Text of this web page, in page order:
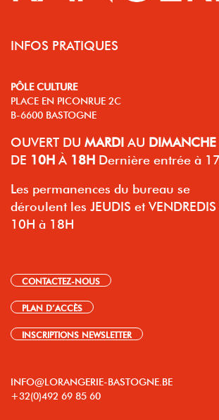
INFOS PRATIQUES
PÔLE CULTURE
PLACE EN PICONRUE 2C
B-6600 BASTOGNE
OUVERT DU MARDI AU DIMANCHE
DE 10H À 18H Dernière entrée à
Les permanences du bureau se
déroulent les JEUDIS et VENDREDIS
10H à 18H
CONTACTEZ-NOUS
PLAN D’ACCÈS
INSCRIPTIONS NEWSLETTER
INFO@LORANGERIE-BASTOGNE.BE
+32(0)492 69 85 60